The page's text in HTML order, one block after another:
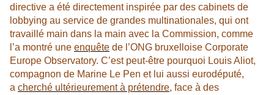
directive a été directement inspirée par des cabinets de
lobbying au service de grandes multinationales, qui ont
travaillé main dans la main avec la Commission, comme
l’a montré une enquête de l’ONG bruxelloise Corporate
Europe Observatory. C’est peut-être pourquoi Louis Aliot,
compagnon de Marine Le Pen et lui aussi eurodéputé,
a cherché ultérieurement à prétendre, face à des